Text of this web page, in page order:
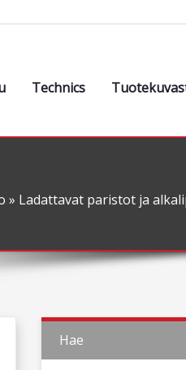
Technics
» Ladattavat paristot ja
Hae